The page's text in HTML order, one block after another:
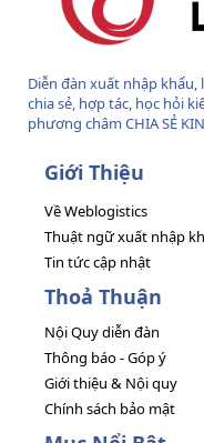
Diễn đàn xuất nhập
chia sẻ, hợp tác, học hỏi
phương châm CHIA SẺ
Giới Thiệu
Về Weblogistics
Thuật ngữ xuất nhập
Tin tức cập nhật
Thoả Thuận
Nội Quy diễn đàn
Thông báo - Góp ý
Giới thiệu & Nội quy
Chính sách bảo mật